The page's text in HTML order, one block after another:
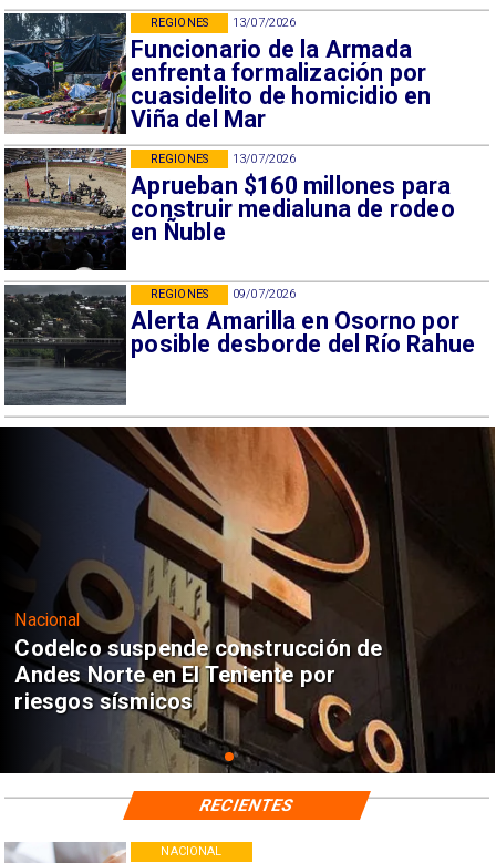
13/07/2026
Funcionario de la Armada
enfrenta formalización por
cuasidelito de homicidio en
Viña del Mar
REGIONES
13/07/2026
Aprueban $160 millones para
construir medialuna de rodeo
en Ñuble
REGIONES
09/07/2026
Alerta Amarilla en Osorno por
posible desborde del Río Rahue
REGIONES
Nacional
Codelco suspende construcción de
Andes Norte en El Teniente por
riesgos sísmicos
NACIONAL
RECIENTES